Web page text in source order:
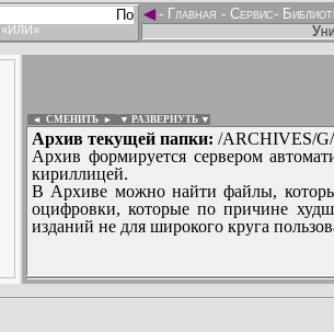
«ИЛИ»
◄- Главная - Сервис-
◄ СМЕНИТЬ ► ▼ РАЗВЕРНУТЬ ▼
Архив текущей папки: /ARCHIVES/
Архив формируется сервером
кириллицей.
В Архиве можно найти файлы,
оцифровки, которые по причине
изданий не для широкого круга
...